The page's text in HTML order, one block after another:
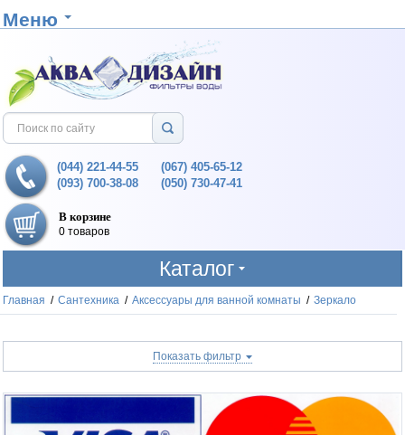
Меню
(044) 221-44-55
(093) 700-38-08
(067) 405-65-12
(050) 730-47-41
В корзине
0 товаров
Каталог
Главная / Сантехника / Аксессуары для ванной комнаты / Зеркало
Показать фильтр